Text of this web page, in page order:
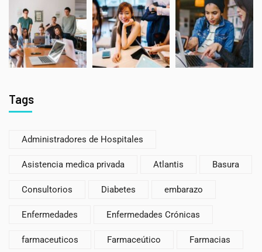
Tags
Administradores de Hospitales
Asistencia medica privada Atlantis Basura
Consultorios Diabetes embarazo
Enfermedades Enfermedades Crónicas
farmaceuticos Farmaceútico Farmacias